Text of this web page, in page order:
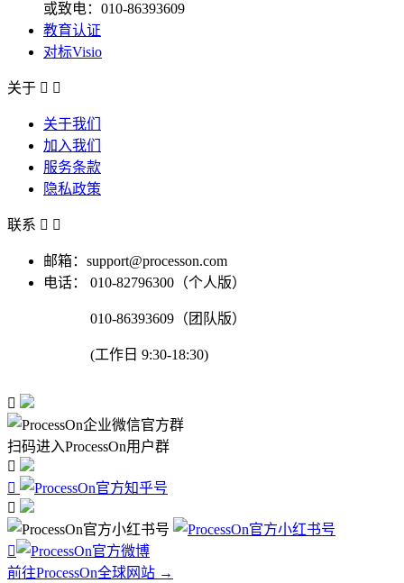
或致电：010-86393609
教育认证
对标Visio
关于  
关于我们
加入我们
服务条款
隐私政策
联系  
邮箱：support@processon.com
电话：
010-82796300（个人版）
010-86393609（团队版）
(工作日 9:30-18:30)

扫码进入ProcessOn用户群




前往ProcessOn全球网站 →